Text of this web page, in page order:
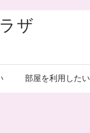
ザ
部屋を利用したい